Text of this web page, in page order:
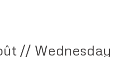
// Wednesday